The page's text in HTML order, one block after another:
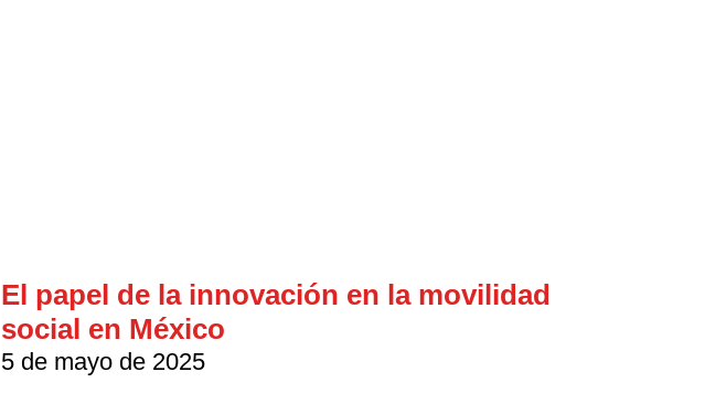
El papel de la innovación en la movilidad
social en México
5 de mayo de 2025